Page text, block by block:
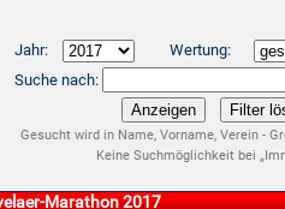
Jahr:
Wertung:
Suche nach:
Gesucht wird in Name, Vorname, Verein -
Keine Suchmöglichkeit bei
Marathon 2017